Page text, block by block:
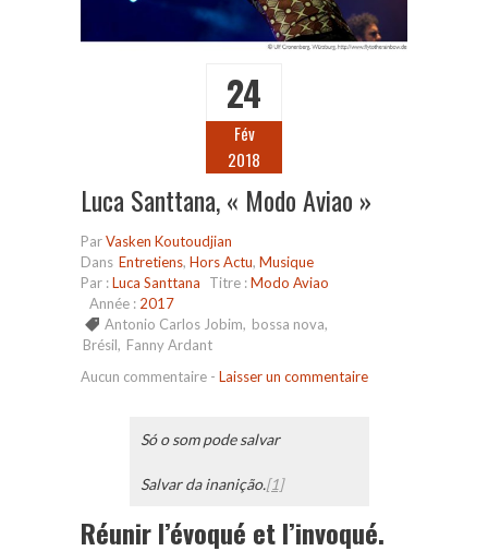
24
Fév
2018
Luca Santtana, « Modo Aviao »
ParVasken Koutoudjian
Dans Entretiens, Hors Actu, Musique
Par :Luca Santtana Titre :Modo Aviao
Année : 2017
Antonio Carlos Jobim, bossa nova,
Brésil, Fanny Ardant
Aucun commentaire - Laisser un commentaire
Só o som pode salvar
Salvar da inanição.[1]
Réunir l’évoqué et l’invoqué.